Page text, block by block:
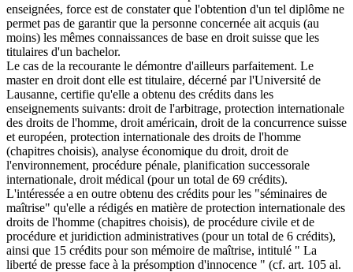
enseignées, force est de constater que l'obtention d'un tel diplôme ne
permet pas de garantir que la personne concernée ait acquis (au
moins) les mêmes connaissances de base en droit suisse que les
titulaires d'un bachelor.
Le cas de la recourante le démontre d'ailleurs parfaitement. Le
master en droit dont elle est titulaire, décerné par l'Université de
Lausanne, certifie qu'elle a obtenu des crédits dans les
enseignements suivants: droit de l'arbitrage, protection internationale
des droits de l'homme, droit américain, droit de la concurrence suisse
et européen, protection internationale des droits de l'homme
(chapitres choisis), analyse économique du droit, droit de
l'environnement, procédure pénale, planification successorale
internationale, droit médical (pour un total de 69 crédits).
L'intéressée a en outre obtenu des crédits pour les "séminaires de
maîtrise" qu'elle a rédigés en matière de protection internationale des
droits de l'homme (chapitres choisis), de procédure civile et de
procédure et juridiction administratives (pour un total de 6 crédits),
ainsi que 15 crédits pour son mémoire de maîtrise, intitulé " La
liberté de presse face à la présomption d'innocence " (cf. art. 105 al.